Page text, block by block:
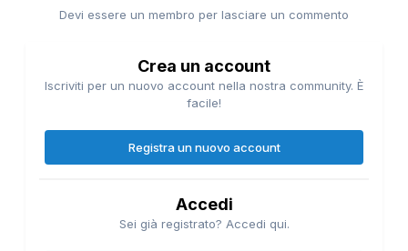
Devi essere un membro per lasciare un commento
Crea un account
Iscriviti per un nuovo account nella nostra community. È
facile!
Registra un nuovo account
Accedi
Sei già registrato? Accedi qui.